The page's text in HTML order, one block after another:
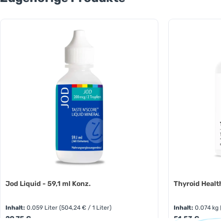
Jod Liquid - 59,1 ml Konz.
Inhalt:0.059 Liter(504,24 € / 1 Liter)
Regulärer Preis:
29,75 €
Thyroid
Inhalt:0.074 kg
Regulärer Preis:
51,53 €